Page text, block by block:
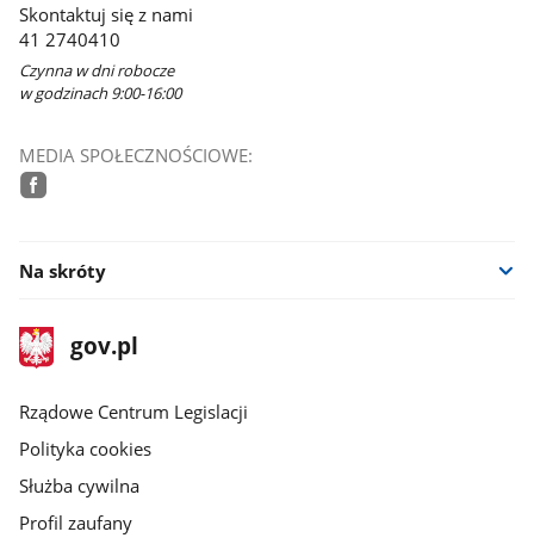
Skontaktuj się z nami
41 2740410
Czynna w dni robocze
w godzinach 9:00-16:00
MEDIA SPOŁECZNOŚCIOWE:
Na skróty
stopka
gov.plStrona
gov.pl
Rządowe Centrum Legislacji
Polityka cookies
Służba cywilna
Profil zaufany